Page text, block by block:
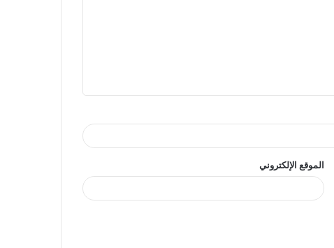
الموقع الإلكتروني